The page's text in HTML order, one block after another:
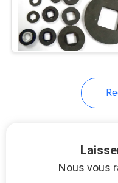
SITE
Nous vous